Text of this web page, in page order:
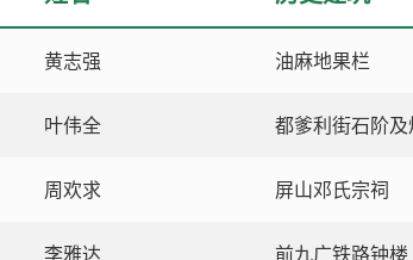
黄志强 油麻地果栏
叶伟全 都爹利街石阶
周欢求 屏山邓氏宗祠
李雅达 前九广铁路钟楼